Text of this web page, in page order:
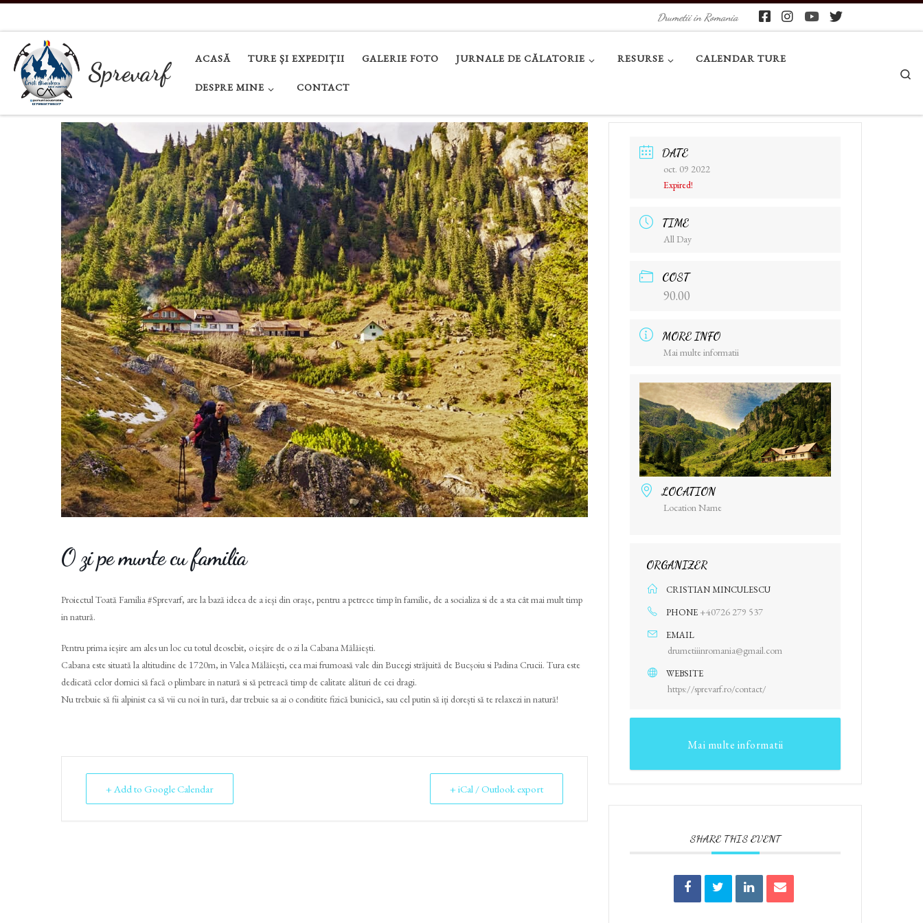
Drumetii in Romania
Sprevarf ACASĂ TURE ȘI EXPEDIȚII GALERIE FOTO JURNALE DE CĂLATORIE RESURSE CALENDAR TURE
DESPRE MINE CONTACT
O zi pe munte cu familia
Proiectul Toată Familia #Sprevarf, are la bază ideea de a ieși din orașe, pentru a petrece timp în familie, de a socializa si de a sta cât mai mult timp
in natură.
Pentru prima ieșire am ales un loc cu totul deosebit, o ieșire de o zi la Cabana Mălăiești.
Cabana este situată la altitudine de 1720m, in Valea Mălăiești, cea mai frumoasă vale din Bucegi străjuită de Bucșoiu si Padina Crucii. Tura este
dedicată celor dornici să facă o plimbare in natură si să petreacă timp de calitate alături de cei dragi.
Nu trebuie să fii alpinist ca să vii cu noi în tură, dar trebuie sa ai o conditite fizică bunicică, sau cel putin să iți dorești să te relaxezi in natură!
+ Add to Google Calendar + iCal / Outlook export
DATE
oct. 09 2022
Expired!
TIME
All Day
COST
90.00
MORE INFO
Mai multe informatii
LOCATION
Location Name
ORGANIZER
CRISTIAN MINCULESCU
PHONE +40726 279 537
EMAIL
drumetiiinromania@gmail.com
WEBSITE
https://sprevarf.ro/contact/
Mai multe informatii
SHARE THIS EVENT